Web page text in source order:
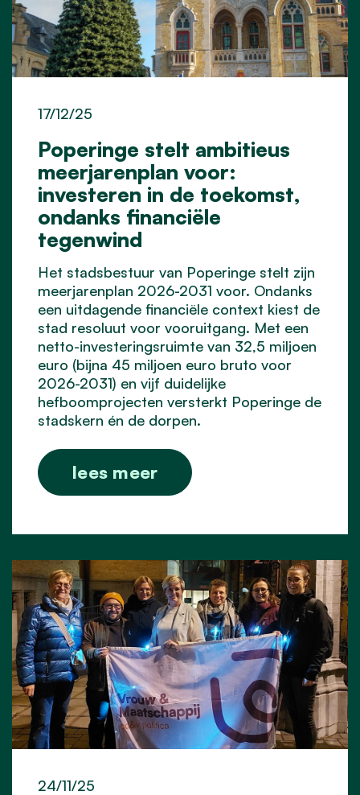
Poperinge stelt ambitieus
meerjarenplan voor:
investeren in de toekomst,
ondanks financiële
tegenwind
17/12/25
Het stadsbestuur van Poperinge stelt zijn
meerjarenplan 2026-2031 voor. Ondanks
een uitdagende financiële context kiest de
stad resoluut voor vooruitgang. Met een
netto-investeringsruimte van 32,5 miljoen
euro (bijna 45 miljoen euro bruto voor
2026-2031) en vijf duidelijke
hefboomprojecten versterkt Poperinge de
stadskern én de dorpen.
lees meer
24/11/25